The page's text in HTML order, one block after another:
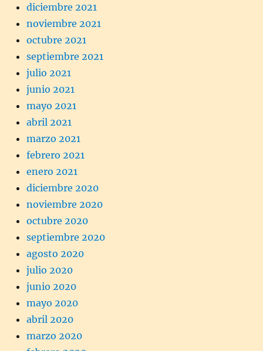
diciembre 2021
noviembre 2021
octubre 2021
septiembre 2021
julio 2021
junio 2021
mayo 2021
abril 2021
marzo 2021
febrero 2021
enero 2021
diciembre 2020
noviembre 2020
octubre 2020
septiembre 2020
agosto 2020
julio 2020
junio 2020
mayo 2020
abril 2020
marzo 2020